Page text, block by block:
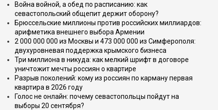
Война войной, а обед по расписанию: как
севастопольский общепит держит оборону?
Брюссельские миллионы против российских миллиардов:
арифметика внешнего выбора Армении
2 000 000 000 из Москвы и 473 000 000 из Симферополя:
двухуровневая поддержка крымского бизнеса
Три миллиона в никуда: как мелкий шрифт в договоре
уничтожит мечты россиян о квартире
Разрыв поколений: кому из россиян по карману первая
квартира в 2026 году
Голос не онлайн: почему севастопольцы пойдут на
выборы 20 сентября?